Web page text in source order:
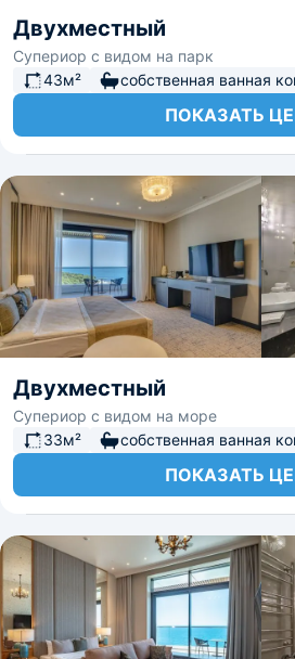
Двухместный
Супериор с видом на парк
43м²
собственная ванная
ПОКАЗАТЬ
Двухместный
Супериор с видом на море
33м²
собственная ванная
ПОКАЗАТЬ